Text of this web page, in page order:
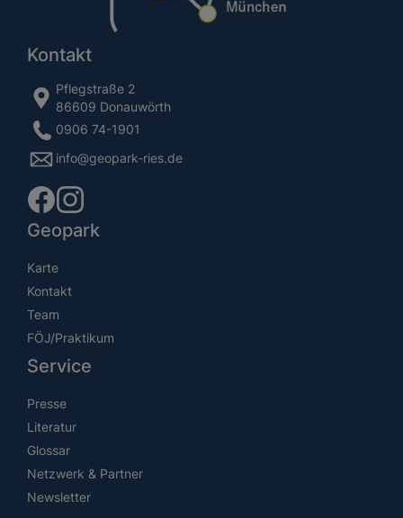
Kontakt
Pflegstraße 2
86609 Donauwörth
0906 74-1901
info@geopark-ries.de
Geopark
Karte
Kontakt
Team
FÖJ/Praktikum
Service
Presse
Literatur
Glossar
Netzwerk & Partner
Newsletter